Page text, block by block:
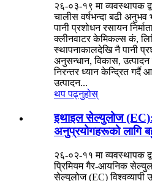
२६-०३-१९ मा व्यवस्थापक
चालीस वर्षभन्दा बढी
पानी प्रशोधन रसायन
क्लीनवाटर केमिकल्स कं,
स्थापनाकालदेखि नै पानी
अनुसन्धान, विकास,
निरन्तर ध्यान केन्द्रित
उत्पादन...
थप पढ्नुहोस्
इथाइल सेल्युलोज (EC):
अनुप्रयोगहरूको लागि
२६-०२-११ मा व्यवस्थापक
प्रिमियम गैर-आयनिक
सेल्युलोज (EC) विश्वव्यापी